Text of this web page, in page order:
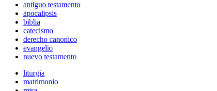
antiguo testamento
apocalipsis
biblia
catecismo
derecho canonico
evangelio
nuevo testamento
liturgia
matrimonio